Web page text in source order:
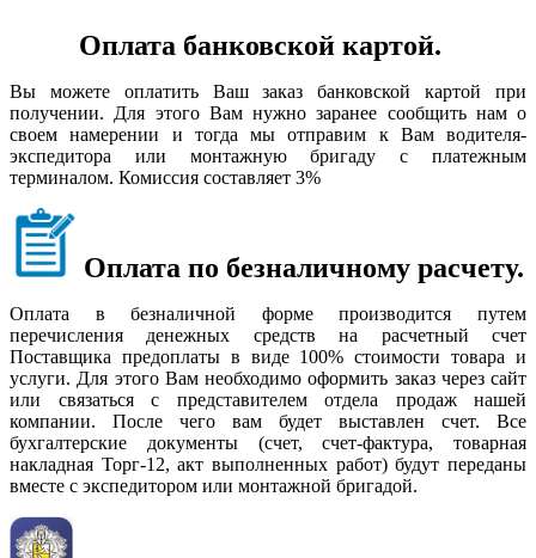
Оплата банковской картой.
Вы можете оплатить Ваш заказ банковской картой при
получении. Для этого Вам нужно заранее сообщить нам о
своем намерении и тогда мы отправим к Вам водителя-
экспедитора или монтажную бригаду с платежным
терминалом. Комиссия составляет 3%
Оплата по безналичному расчету.
Оплата в безналичной форме производится путем
перечисления денежных средств на расчетный счет
Поставщика предоплаты в виде 100% стоимости товара и
услуги. Для этого Вам необходимо оформить заказ через сайт
или связаться с представителем отдела продаж нашей
компании. После чего вам будет выставлен счет. Все
бухгалтерские документы (счет, счет-фактура, товарная
накладная Торг-12, акт выполненных работ) будут переданы
вместе с экспедитором или монтажной бригадой.